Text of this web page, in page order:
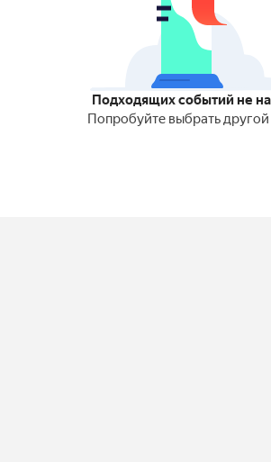
Подходящих событий не
Попробуйте выбрать